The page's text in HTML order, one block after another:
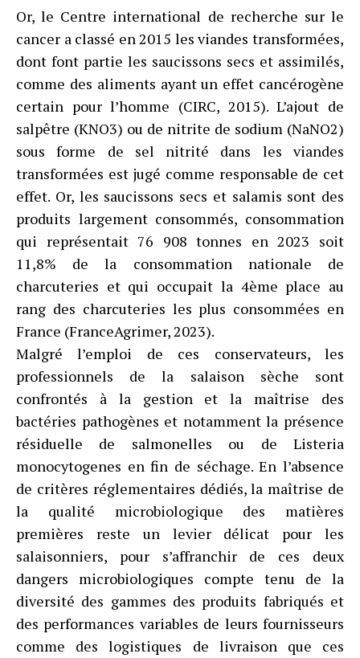
Or, le Centre international de recherche sur le
cancer a classé en 2015 les viandes transformées,
dont font partie les saucissons secs et assimilés,
comme des aliments ayant un effet cancérogène
certain pour l’homme (CIRC, 2015). L’ajout de
salpêtre (KNO3) ou de nitrite de sodium (NaNO2)
sous forme de sel nitrité dans les viandes
transformées est jugé comme responsable de cet
effet. Or, les saucissons secs et salamis sont des
produits largement consommés, consommation
qui représentait 76 908 tonnes en 2023 soit
11,8% de la consommation nationale de
charcuteries et qui occupait la 4ème place au
rang des charcuteries les plus consommées en
France (FranceAgrimer, 2023).
Malgré l’emploi de ces conservateurs, les
professionnels de la salaison sèche sont
confrontés à la gestion et la maîtrise des
bactéries pathogènes et notamment la présence
résiduelle de salmonelles ou de Listeria
monocytogenes en fin de séchage. En l’absence
de critères réglementaires dédiés, la maîtrise de
la qualité microbiologique des matières
premières reste un levier délicat pour les
salaisonniers, pour s’affranchir de ces deux
dangers microbiologiques compte tenu de la
diversité des gammes des produits fabriqués et
des performances variables de leurs fournisseurs
comme des logistiques de livraison que ces